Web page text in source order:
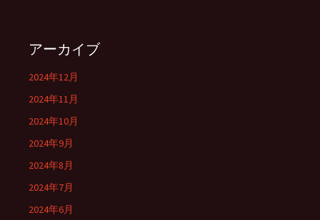
アーカイブ
2024年12月
2024年11月
2024年10月
2024年9月
2024年8月
2024年7月
2024年6月